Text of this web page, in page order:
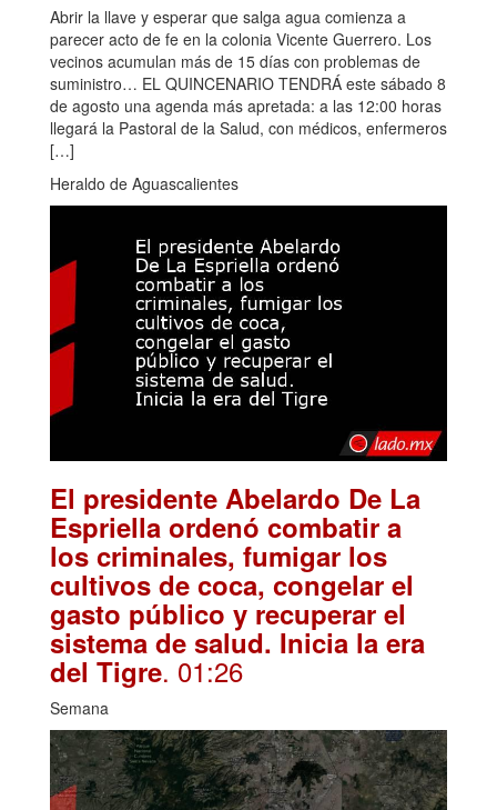
Abrir la llave y esperar que salga agua comienza a
parecer acto de fe en la colonia Vicente Guerrero. Los
vecinos acumulan más de 15 días con problemas de
suministro… EL QUINCENARIO TENDRÁ este sábado 8
de agosto una agenda más apretada: a las 12:00 horas
llegará la Pastoral de la Salud, con médicos, enfermeros
[…]
Heraldo de Aguascalientes
El presidente Abelardo De La
Espriella ordenó combatir a
los criminales, fumigar los
cultivos de coca, congelar el
gasto público y recuperar el
sistema de salud. Inicia la era
del Tigre. 01:26
Semana